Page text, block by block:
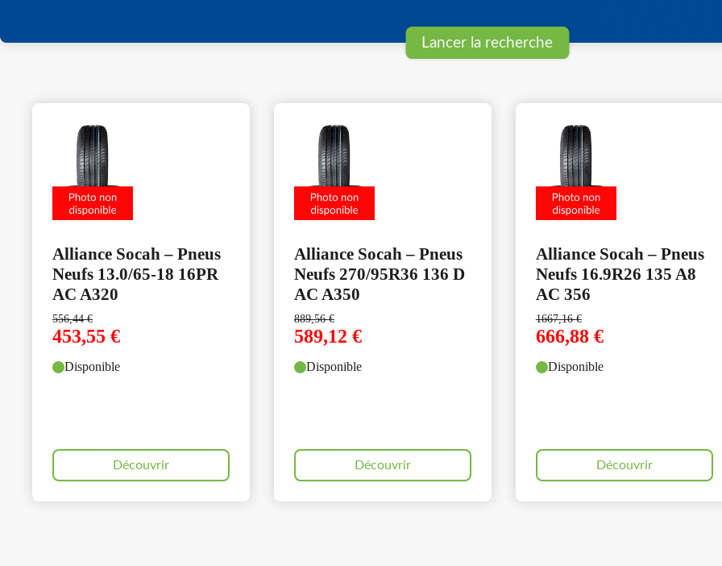
Alliance Socah – Pneus
Neufs 13.0/65-18 16PR
AC A320
556,44€
453,55 €
Disponible
Découvrir
Alliance Socah – Pneus
Neufs 270/95R36 136 D
AC A350
889,56€
589,12 €
Disponible
Découvrir
Alliance Socah – Pneus
Neufs 16.9R26 135 A8
AC 356
1667,16€
666,88 €
Disponible
Découvrir